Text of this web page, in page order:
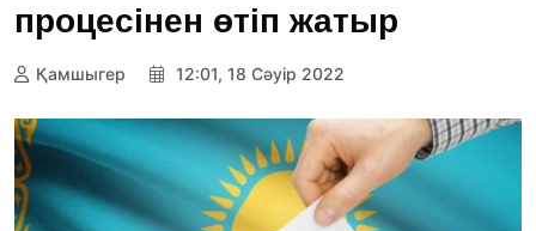
процесінен өтіп жатыр
Қамшыгер 12:01, 18 Сәуір 2022